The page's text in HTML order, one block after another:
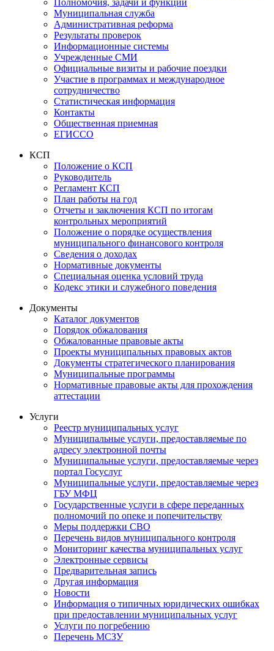
Муниципальная служба
Административная реформа
Результаты проверок
Информационные системы
Учрежденные СМИ
Официальные визиты и рабочие поездки
Участие в программах и международное
сотрудничество
Статистическая информация
Контакты
Общественная приемная
ЕГИССО
КСП
Положение о КСП
Руководитель
Регламент КСП
План работы на год
Отчеты и заключения КСП по итогам
контрольных мероприятий
Положение о порядке осуществления
муниципального финансового контроля
Сведения о доходах
Нормативные документы
Специальная оценка условий труда
Кодекс этики и служебного поведения
Документы
Каталог документов
Порядок обжалования
Обжалованные правовые акты
Проекты муниципальных правовых актов
Документы стратегического планирования
Муниципальные программы
Нормативные правовые акты для прохождения
аттестации
Услуги
Реестр муниципальных услуг
Муниципальные услуги, предоставляемые по
адресу электронной почты
Муниципальные услуги, предоставляемые через
портал Госуслуг
Муниципальные услуги, предоставляемые через
ГБУ МФЦ
Государственные услуги в сфере переданных
полномочий по опеке и попечительству
Меры поддержки СВО
Перечень видов муниципального контроля
Мониторинг качества муниципальных услуг
Электронные сервисы
Предварительная запись
Другая информация
Новости
Информация о типичных юридических ошибках
при предоставлении муниципальных услуг
Услуги по погребению
Перечень МСЗУ